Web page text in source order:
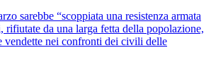
sarebbe “scoppiata una resistenza armata
da una larga fetta della popolazione,
vendette nei confronti dei civili delle